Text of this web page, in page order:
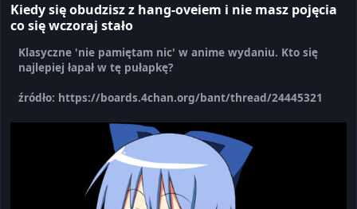
Kiedy się obudzisz z hang-oveiem i nie masz pojęcia
co się wczoraj stało
Klasyczne 'nie pamiętam nic' w anime wydaniu. Kto się
najlepiej łapał w tę pułapkę?
źródło: https://boards.4chan.org/bant/thread/24445321